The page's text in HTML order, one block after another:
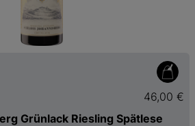
46,00 €
Grünlack Riesling Spätlese